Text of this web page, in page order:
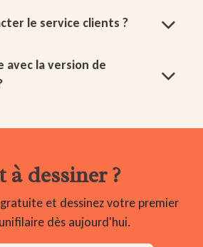
le service clients ?
avec la version de
à dessiner ?
et dessinez votre premier
dès aujourd'hui.